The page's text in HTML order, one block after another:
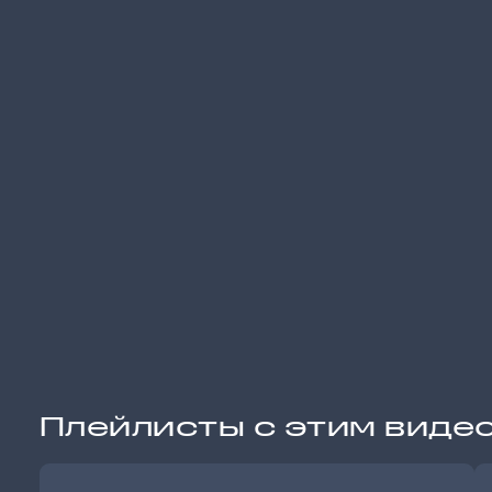
Плейлисты с этим